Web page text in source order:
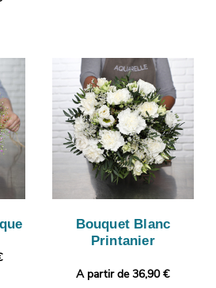
Bouquet Blanc
Printanier
A partir de 36,90 €